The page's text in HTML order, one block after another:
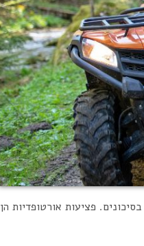
פציעות אורטופדיות הן